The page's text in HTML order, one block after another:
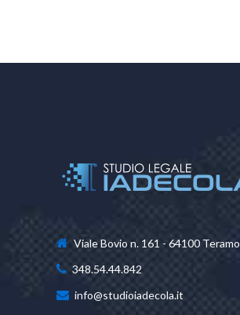
Viale Bovio n. 161 - 64100 Teramo
348.54.44.842
info@studioiadecola.it